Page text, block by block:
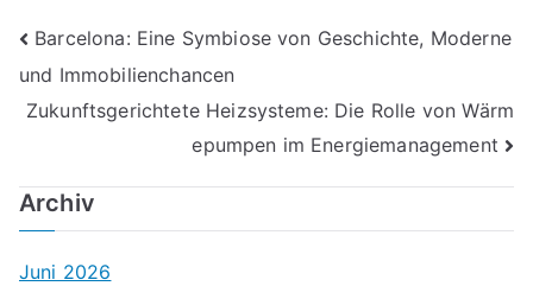
Beitrags-
Navigation
Barcelona: Eine Symbiose von Geschichte, Moderne
und Immobilienchancen
Zukunftsgerichtete Heizsysteme: Die Rolle von Wärm
epumpen im Energiemanagement
Archiv
Juni 2026